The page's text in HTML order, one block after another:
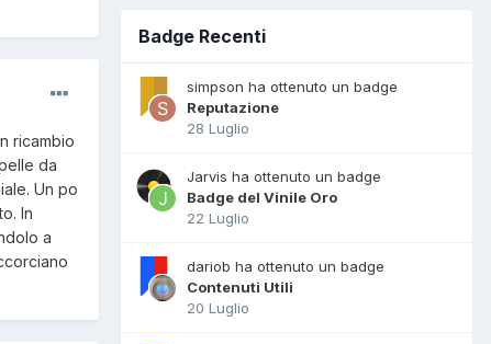
ricambio
da
Un po
In
a
Badge Recenti
simpson ha ottenuto un badge
Reputazione
28 Luglio
Jarvis ha ottenuto un badge
Badge del Vinile Oro
22 Luglio
dariob ha ottenuto un badge
Contenuti Utili
20 Luglio